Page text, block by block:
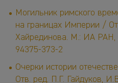
Могильник римского
на границах Империи /
Хайрединова. М.: ИА РАН,
94375-373-2
Очерки истории
Отв. ред. П.Г. Гайдуков,